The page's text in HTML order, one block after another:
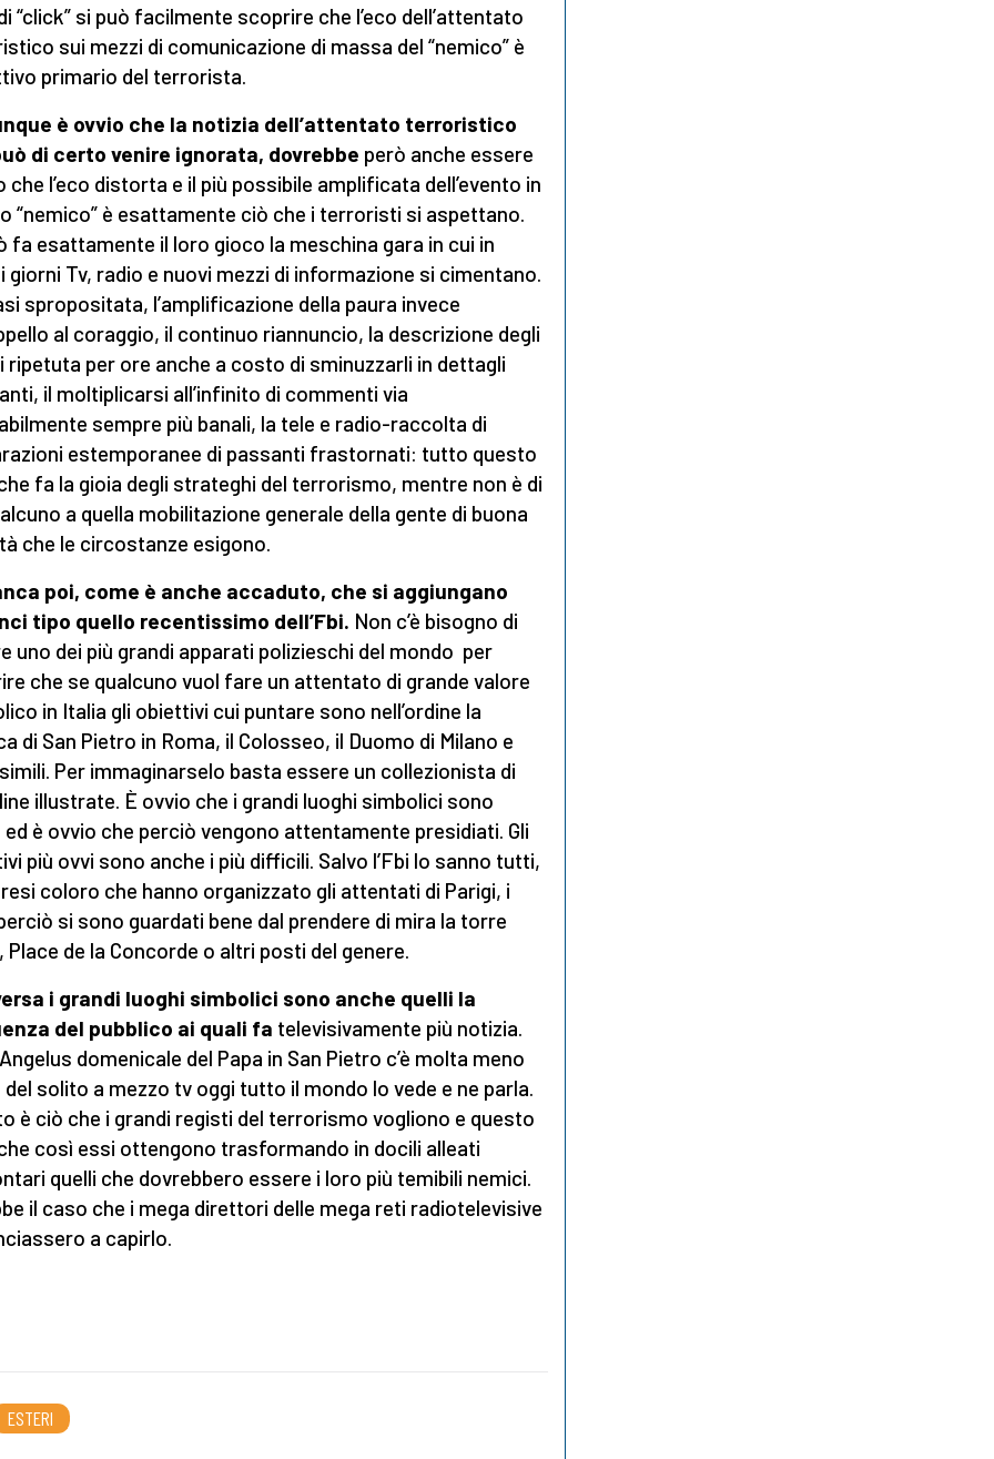
“click” si può facilmente scoprire che l’eco dell’attentato
sui mezzi di comunicazione di massa del “nemico” è
primario del terrorista.
è ovvio che la notizia dell’attentato terroristico
di certo venire ignorata, dovrebbe però anche essere
che l’eco distorta e il più possibile amplificata dell’evento in
“nemico” è esattamente ciò che i terroristi si aspettano.
fa esattamente il loro gioco la meschina gara in cui in
giorni Tv, radio e nuovi mezzi di informazione si cimentano.
spropositata, l’amplificazione della paura invece
al coraggio, il continuo riannuncio, la descrizione degli
ripetuta per ore anche a costo di sminuzzarli in dettagli
il moltiplicarsi all’infinito di commenti via
sempre più banali, la tele e radio-raccolta di
estemporanee di passanti frastornati: tutto questo
fa la gioia degli strateghi del terrorismo, mentre non è di
a quella mobilitazione generale della gente di buona
che le circostanze esigono.
poi, come è anche accaduto, che si aggiungano
tipo quello recentissimo dell’Fbi. Non c’è bisogno di
uno dei più grandi apparati polizieschi del mondo per
che se qualcuno vuol fare un attentato di grande valore
in Italia gli obiettivi cui puntare sono nell’ordine la
di San Pietro in Roma, il Colosseo, il Duomo di Milano e
Per immaginarselo basta essere un collezionista di
illustrate. È ovvio che i grandi luoghi simbolici sono
ed è ovvio che perciò vengono attentamente presidiati. Gli
più ovvi sono anche i più difficili. Salvo l’Fbi lo sanno tutti,
coloro che hanno organizzato gli attentati di Parigi, i
si sono guardati bene dal prendere di mira la torre
de la Concorde o altri posti del genere.
i grandi luoghi simbolici sono anche quelli la
del pubblico ai quali fa televisivamente più notizia.
domenicale del Papa in San Pietro c’è molta meno
solito a mezzo tv oggi tutto il mondo lo vede e ne parla.
è ciò che i grandi registi del terrorismo vogliono e questo
così essi ottengono trasformando in docili alleati
quelli che dovrebbero essere i loro più temibili nemici.
il caso che i mega direttori delle mega reti radiotelevisive
a capirlo.
ESTERI